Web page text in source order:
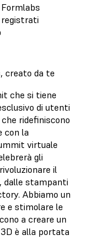
registrati
creato da te
che si tiene
di utenti
ridefiniscono
con la
virtuale
gli
il
dalle stampanti
Abbiamo un
e stimolare le
a creare un
è alla portata